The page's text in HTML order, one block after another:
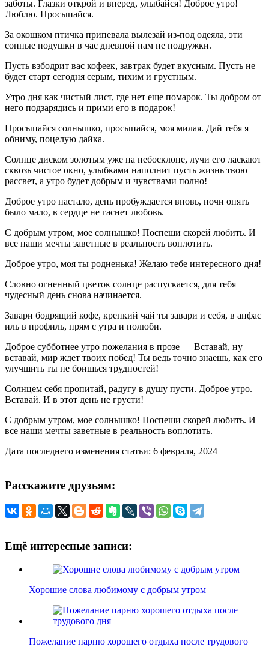
заботы. Глазки открой и вперед, улыбайся! Доброе утро!
Люблю. Просыпайся.
За окошком птичка припевала вылезай из-под одеяла, эти
сонные подушки в час дневной нам не подружки.
Пусть взбодрит вас кофеек, завтрак будет вкусным. Пусть не
будет старт сегодня серым, тихим и грустным.
Утро дня как чистый лист, где нет еще помарок. Ты добром от
него подзарядись и прими его в подарок!
Просыпайся солнышко, просыпайся, моя милая. Дай тебя я
обниму, поцелую дайка.
Солнце диском золотым уже на небосклоне, лучи его ласкают
сквозь чистое окно, улыбками наполнит пусть жизнь твою
рассвет, а утро будет добрым и чувствами полно!
Доброе утро настало, день пробуждается вновь, ночи опять
было мало, в сердце не гаснет любовь.
С добрым утром, мое солнышко! Поспеши скорей любить. И
все наши мечты заветные в реальность воплотить.
Доброе утро, моя ты родненька! Желаю тебе интересного дня!
Словно огненный цветок солнце распускается, для тебя
чудесный день снова начинается.
Завари бодрящий кофе, крепкий чай ты завари и себя, в анфас
иль в профиль, прям с утра и полюби.
Доброе субботнее утро пожелания в прозе — Вставай, ну
вставай, мир ждет твоих побед! Ты ведь точно знаешь, как его
улучшить ты не боишься трудностей!
Солнцем себя пропитай, радугу в душу пусти. Доброе утро.
Вставай. И в этот день не грусти!
С добрым утром, мое солнышко! Поспеши скорей любить. И
все наши мечты заветные в реальность воплотить.
Дата последнего изменения статьи: 6 февраля, 2024
Расскажите друзьям:
Ещё интересные записи:
Хорошие слова любимому с добрым утром
Пожелание парню хорошего отдыха после трудового